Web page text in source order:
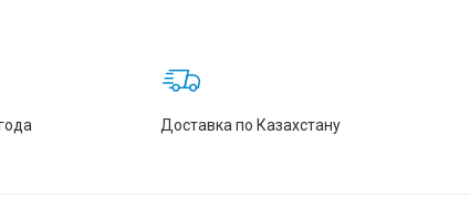
Доставка по Казахстану